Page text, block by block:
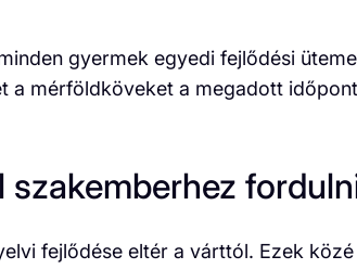
gyermek egyedi fejlődési
a mérföldköveket a megadott
fejlődése eltér a várttól. Ezek közé